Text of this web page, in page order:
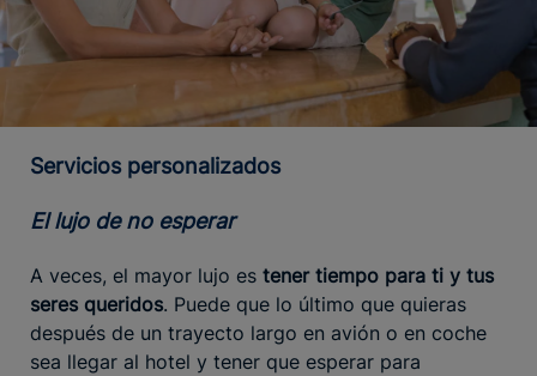
Servicios personalizados
El lujo de no esperar
A veces, el mayor lujo es tener tiempo para ti y tus
seres queridos. Puede que lo último que quieras
después de un trayecto largo en avión o en coche
sea llegar al hotel y tener que esperar para